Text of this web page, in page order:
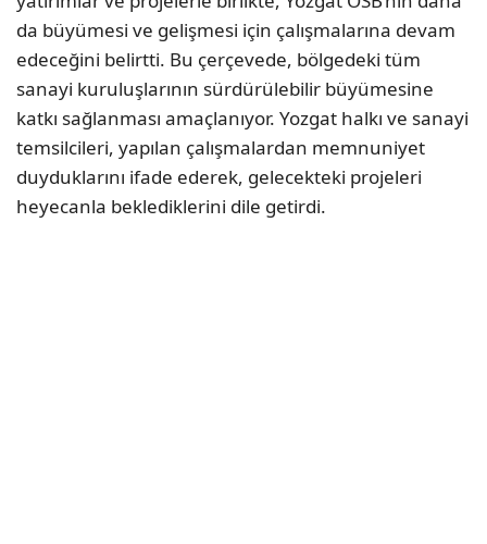
da büyümesi ve gelişmesi için çalışmalarına devam
edeceğini belirtti. Bu çerçevede, bölgedeki tüm
sanayi kuruluşlarının sürdürülebilir büyümesine
katkı sağlanması amaçlanıyor. Yozgat halkı ve sanayi
temsilcileri, yapılan çalışmalardan memnuniyet
duyduklarını ifade ederek, gelecekteki projeleri
heyecanla beklediklerini dile getirdi.